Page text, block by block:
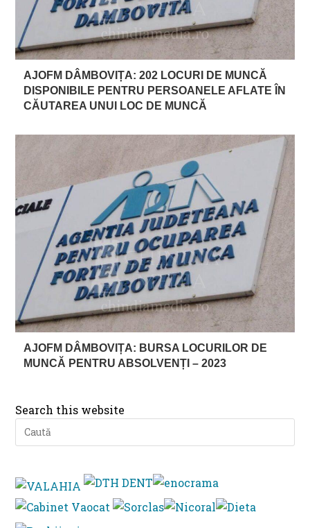
AJOFM DÂMBOVIȚA: 202 LOCURI DE MUNCĂ
DISPONIBILE PENTRU PERSOANELE AFLATE ÎN
CĂUTAREA UNUI LOC DE MUNCĂ
AJOFM DÂMBOVIȚA: BURSA LOCURILOR DE
MUNCĂ PENTRU ABSOLVENȚI – 2023
Search this website